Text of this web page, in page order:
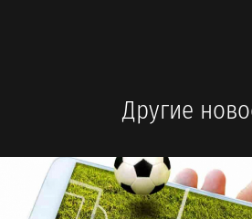
Другие